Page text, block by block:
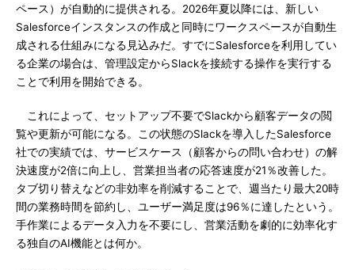
ペース）が自動的に提供される。2026年夏以降には、新しい
Salesforceインスタンスの作成と同時にワークスペースが自動生
成される仕組みになる見込みだ。すでにSalesforceを利用してい
る企業の場合は、管理設定からSlackを接続する操作を実行する
ことで利用を開始できる。
これによって、セットアップ不要でSlackから顧客データの閲
覧や更新が可能になる。この状態のSlackを導入したSalesforce
社での実績では、サービスケース（顧客からの問い合わせ）の解
決速度が2倍に向上し、営業担当者の応答速度が21％改善した。
タブ切り替えなどの非効率を削減することで、週当たり最大20時
間の業務時間を節約し、ユーザー満足度は96％に達したという。
手作業によるデータ入力を不要にし、営業活動を劇的に効率化す
る独自のAI機能とは何か。